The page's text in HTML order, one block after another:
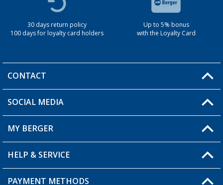
30 days return policy
100 days for loyalty card holders
Up to 5% bonus
with the Loyalty Card
CONTACT
You have a question?
Berger store locator
SOCIAL MEDIA
MY BERGER
My Account
My Wishlist
HELP & SERVICE
FAQ & Contact
PAYMENT METHODS